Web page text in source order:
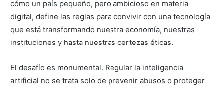
cómo un país pequeño, pero ambicioso en materia
digital, define las reglas para convivir con una tecnología
que está transformando nuestra economía, nuestras
instituciones y hasta nuestras certezas éticas.
El desafío es monumental. Regular la inteligencia
artificial no se trata solo de prevenir abusos o proteger